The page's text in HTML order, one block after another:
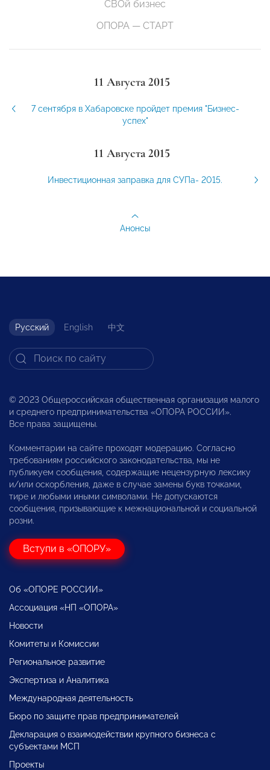
СВОй бизнес
ОПОРА — СТАРТ
11 Августа 2015
7 сентября в Хабаровске пройдет премия "Бизнес-
успех"
11 Августа 2015
Инвестиционная заправка для СУПа- 2015.
Анонсы
Русский English 中文
© 2023 Общероссийская общественная организация малого
и среднего предпринимательства «ОПОРА РОССИИ».
Все права защищены.
Комментарии на сайте проходят модерацию. Согласно
требованиям российского законодательства, мы не
публикуем сообщения, содержащие нецензурную лексику
и/или оскорбления, даже в случае замены букв точками,
тире и любыми иными символами. Не допускаются
сообщения, призывающие к межнациональной и социальной
розни.
Вступи в «ОПОРУ»
Об «ОПОРЕ РОССИИ»
Ассоциация «НП «ОПОРА»
Новости
Комитеты и Комиссии
Региональное развитие
Экспертиза и Аналитика
Международная деятельность
Бюро по защите прав предпринимателей
Декларация о взаимодействии крупного бизнеса с
субъектами МСП
Проекты